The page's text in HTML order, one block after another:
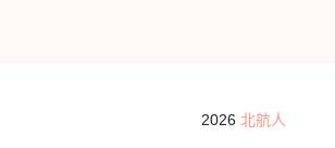
2026 北航人